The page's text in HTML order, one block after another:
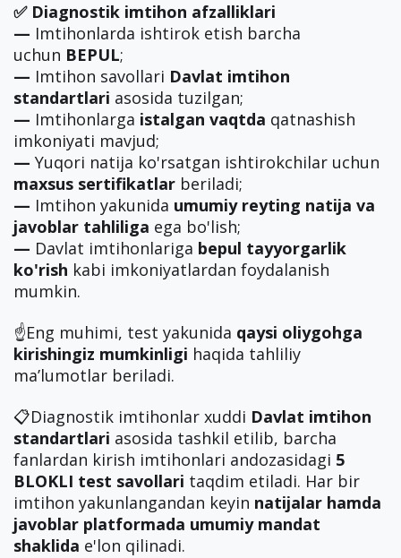
✅ Diagnostik imtihon afzalliklari
— Imtihonlarda ishtirok etish barcha
uchun BEPUL;
— Imtihon savollari Davlat imtihon
standartlari asosida tuzilgan;
— Imtihonlarga istalgan vaqtda qatnashish
imkoniyati mavjud;
— Yuqori natija ko'rsatgan ishtirokchilar uchun
maxsus sertifikatlar beriladi;
— Imtihon yakunida umumiy reyting natija va
javoblar tahliliga ega bo'lish;
— Davlat imtihonlariga bepul tayyorgarlik
ko'rish kabi imkoniyatlardan foydalanish
mumkin.
☝️Eng muhimi, test yakunida qaysi oliygohga
kirishingiz mumkinligi haqida tahliliy
ma’lumotlar beriladi.
📋Diagnostik imtihonlar xuddi Davlat imtihon
standartlari asosida tashkil etilib, barcha
fanlardan kirish imtihonlari andozasidagi 5
BLOKLI test savollari taqdim etiladi. Har bir
imtihon yakunlangandan keyin natijalar hamda
javoblar platformada umumiy mandat
shaklida e'lon qilinadi.